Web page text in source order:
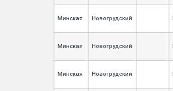
Минская Новогрудский
Минская Новогрудский
Минская Новогрудский